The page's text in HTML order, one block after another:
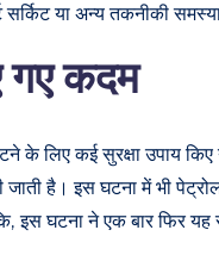
सर्किट या अन्य तकनीकी
गए कदम
के लिए कई सुरक्षा उपाय
जाती है। इस घटना में भी
घटना ने एक बार फिर यह